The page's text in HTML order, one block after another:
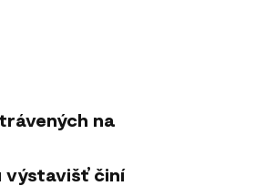
na
výstavišť činí